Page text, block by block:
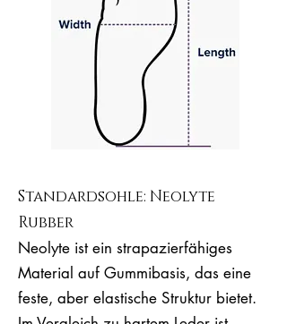
Standardsohle: Neolyte
Rubber
Neolyte ist ein strapazierfähiges
Material auf Gummibasis, das eine
feste, aber elastische Struktur bietet.